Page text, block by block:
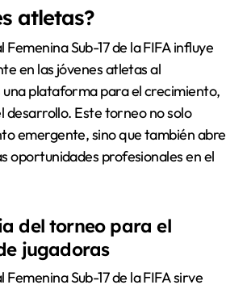
atletas?
Femenina Sub-17 de la FIFA influye
en las jóvenes atletas al
plataforma para el crecimiento,
desarrollo. Este torneo no solo
emergente, sino que también abre
oportunidades profesionales en el
del torneo para el
jugadoras
Femenina Sub-17 de la FIFA sirve